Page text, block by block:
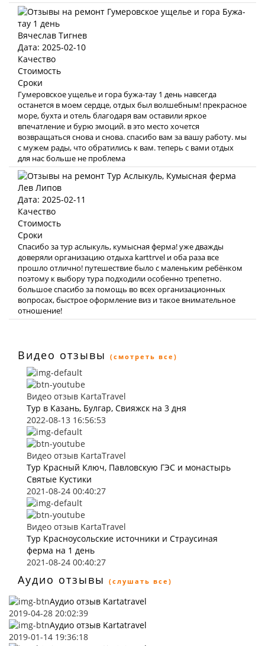
Вячеслав Тигнев
Дата: 2025-02-10
Качество
Стоимость
Сроки
Гумеровское ущелье и гора бужа-тау 1 день навсегда
останется в моем сердце, отдых был волшебным! прекрасное
море, бухта и отель благодаря вам оставили яркое
впечатление и бурю эмоций. в это место хочется
возвращаться снова и снова. спасибо вам за вашу работу. мы
с мужем рады, что обратились к вам. теперь с вами отдых
для нас больше не проблема
Лев Липов
Дата: 2025-02-11
Качество
Стоимость
Сроки
Спасибо за тур аслыкуль, кумысная ферма! уже дважды
доверяли организацию отдыха karttrvel и оба раза все
прошло отлично! путешествие было с маленьким ребёнком
поэтому к выбору тура подходили особенно трепетно.
большое спасибо за помощь во всех организационных
вопросах, быстрое оформление виз и такое внимательное
отношение!
Видео отзывы (смотреть все)
Видео отзыв KartaTravel
Тур в Казань, Булгар, Свияжск на 3 дня
2022-08-13 16:56:53
Видео отзыв KartaTravel
Тур Красный Ключ, Павловскую ГЭС и монастырь
Святые Кустики
2021-08-24 00:40:27
Видео отзыв KartaTravel
Тур Красноусольские источники и Страусиная
ферма на 1 день
2021-08-24 00:40:27
Аудио отзывы (слушать все)
Аудио отзыв Kartatravel
2019-04-28 20:02:39
Аудио отзыв Kartatravel
2019-01-14 19:36:18